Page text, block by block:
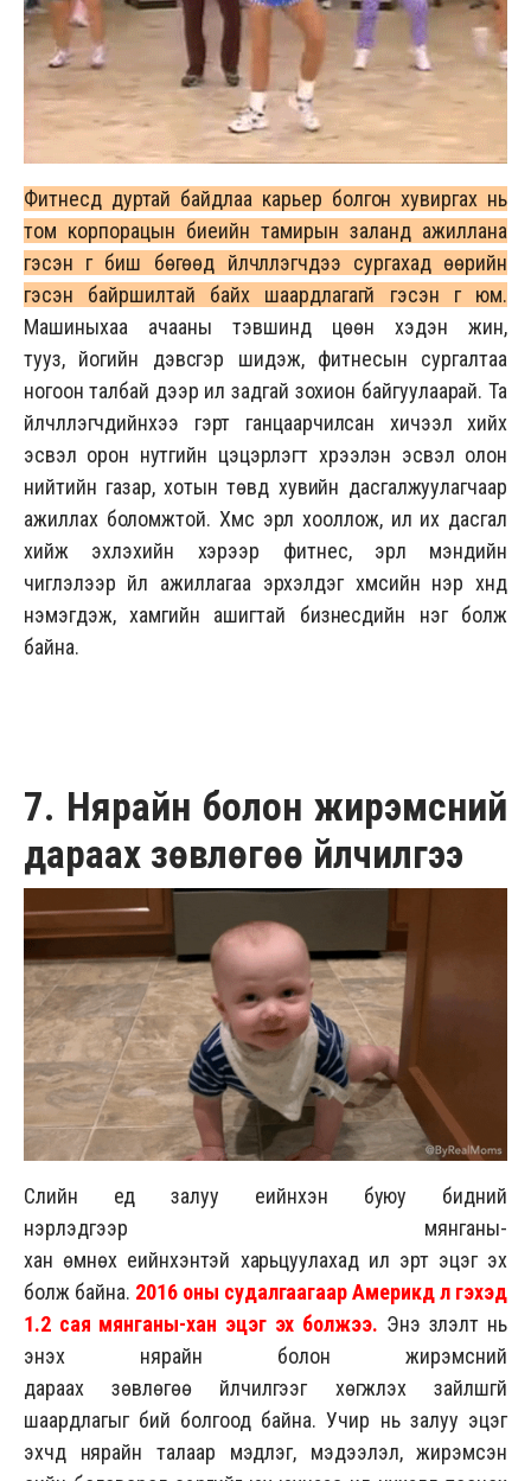
Фитнесд дуртай байдлаа карьер болгон хувиргах нь
том корпорацын биеийн тамирын заланд ажиллана
гэсэн үг биш бөгөөд үйлчлүүлэгчдээ сургахад өөрийн
гэсэн байршилтай байх шаардлагагүй гэсэн үг юм.
Машиныхаа ачааны тэвшинд цөөн хэдэн жин,
тууз, йогийн дэвсгэр шидэж, фитнесын сургалтаа
ногоон талбай дээр ил задгай зохион байгуулаарай. Та
үйлчлүүлэгчдийнхээ гэрт ганцаарчилсан хичээл хийх
эсвэл орон нутгийн цэцэрлэгт хүрээлэн эсвэл олон
нийтийн газар, хотын төвд хувийн дасгалжуулагчаар
ажиллах боломжтой. Хүмүүс эрүүл хооллож, илүү их дасгал
хийж эхлэхийн хэрээр фитнес, эрүүл мэндийн
чиглэлээр үйл ажиллагаа эрхэлдэг хүмүүсийн нэр хүнд
нэмэгдэж, хамгийн ашигтай бизнесүүдийн нэг болж
байна.
7. Нярайн болон жирэмсний
дараах зөвлөгөө үйлчилгээ
Сүүлийн үед залуу үеийнхэн буюу бидний
нэрлэдгээр мянганы-
хан өмнөх үеийнхэнтэй харьцуулахад илүү эрт эцэг эх
болж байна. 2016оны судалгаагаар Америкд л гэхэд
1.2 сая мянганы-хан эцэг эх болжээ. Энэ үзүүлэлт нь
энэхүү нярайн болон жирэмсний
дараах зөвлөгөө үйлчилгээг хөгжүүлэх зайлшгүй
шаардлагыг бий болгоод байна. Учир нь залуу эцэг
эхчүүд нярайн талаар мэдлэг, мэдээлэл, жирэмсэн